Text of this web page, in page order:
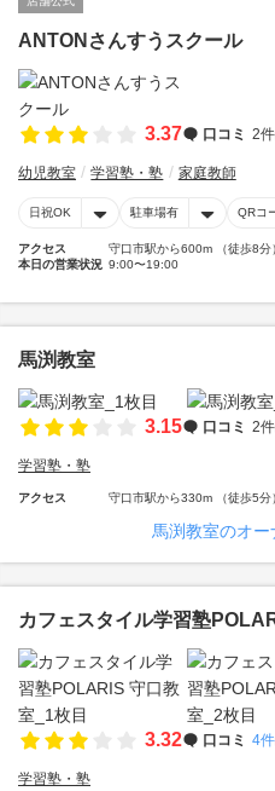
ANTONさんすうスクール
3.37 口コミ 2件
幼児教室 学習塾・塾 家庭教師
日祝OK 駐車場有 QRコ
アクセス
守口市駅から600m （徒歩8分
本日の営業状況 9:00〜19:00
馬渕教室
3.15 口コミ 2件
学習塾・塾
アクセス 守口市駅から330m （徒歩5分
馬渕教室のオー
カフェスタイル学習塾
3.32 口コミ 4件
学習塾・塾